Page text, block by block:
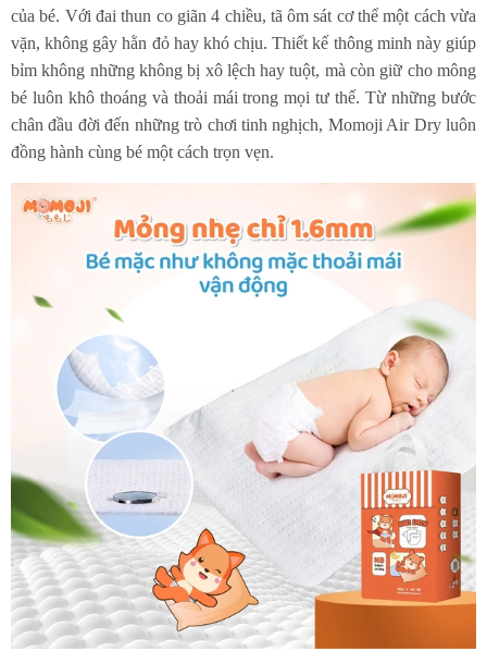
của bé. Với đai thun co giãn 4 chiều, tã ôm sát cơ thể một cách vừa
vặn, không gây hằn đỏ hay khó chịu. Thiết kế thông minh này giúp
bỉm không những không bị xô lệch hay tuột, mà còn giữ cho mông
bé luôn khô thoáng và thoải mái trong mọi tư thế. Từ những bước
chân đầu đời đến những trò chơi tinh nghịch, Momoji Air Dry luôn
đồng hành cùng bé một cách trọn vẹn.